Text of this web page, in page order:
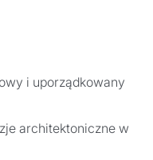
i uporządkowany
architektoniczne w